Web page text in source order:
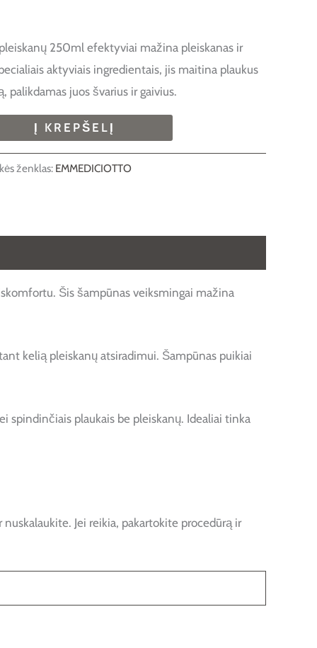
250ml efektyviai mažina pleiskanas ir
aktyviais ingredientais, jis maitina plaukus
palikdamas juos švarius ir gaivius.
Į KREPŠELĮ
ženklas: EMMEDICIOTTO
Šis šampūnas veiksmingai mažina
kelią pleiskanų atsiradimui. Šampūnas puikiai
spindinčiais plaukais be pleiskanų. Idealiai tinka
Jei reikia, pakartokite procedūrą ir